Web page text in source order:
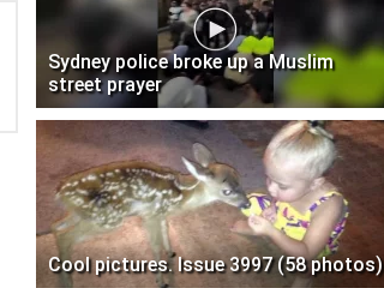
Sydney police broke up a Muslim
street prayer
Cool pictures. Issue 3997 (58 photos)